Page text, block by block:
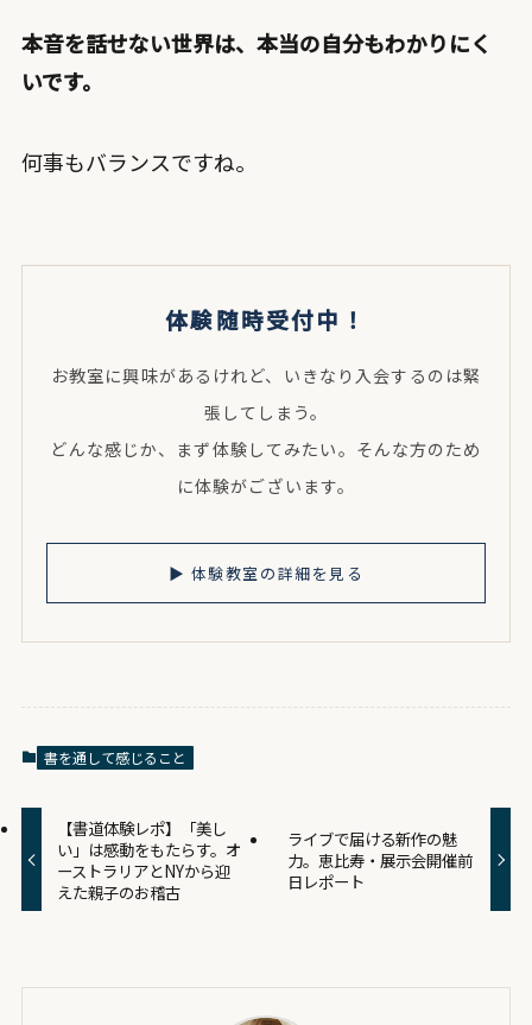
本音を話せない世界は、本当の自分もわかりにく
いです。
何事もバランスですね。
体験随時受付中！
お教室に興味があるけれど、いきなり入会するのは緊
張してしまう。
どんな感じか、まず体験してみたい。そんな方のため
に体験がございます。
▶︎ 体験教室の詳細を見る
書を通して感じること
【書道体験レポ】「美し
い」は感動をもたらす。オ
ーストラリアとNYから迎
えた親子のお稽古
ライブで届ける新作の魅
力。恵比寿・展示会開催前
日レポート